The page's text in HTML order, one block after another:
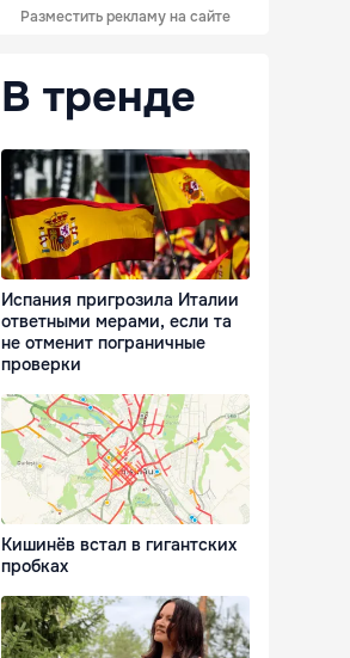
Разместить рекламу на сайте
В тренде
Испания пригрозила Италии
ответными мерами, если та
не отменит пограничные
проверки
Кишинёв встал в гигантских
пробках